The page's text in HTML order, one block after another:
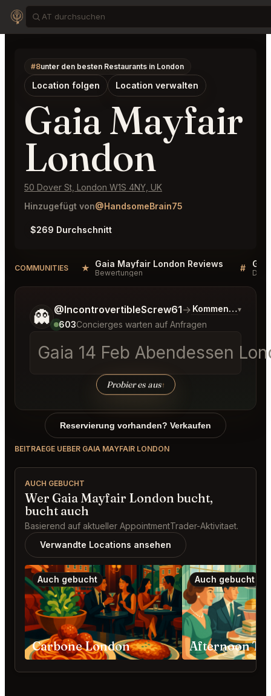
#8unter den besten Restaurants in London
Location folgen Location verwalten
Gaia Mayfair
London
50 Dover St, London W1S 4NY, UK
Hinzugefügt von@HandsomeBrain75
$269 Durchschnitt
COMMUNITIES ★ Gaia Mayfair London Reviews
Bewertungen #
👻 @IncontrovertibleScrew61→ Kommentar zu
▾
603Concierges warten auf Anfragen
Gaia 14 Feb Abendessen
Probier es aus↑
Sag mir noch etwas genauer, was du möchtest.
Reservierung vorhanden? Verkaufen
BEITRAEGE UEBER GAIA MAYFAIR LONDON
AUCH GEBUCHT
Wer Gaia Mayfair London bucht,
bucht auch
Basierend auf aktueller AppointmentTrader-Aktivitaet.
Verwandte Locations ansehen
Auch gebucht
Carbone London
Auch gebucht